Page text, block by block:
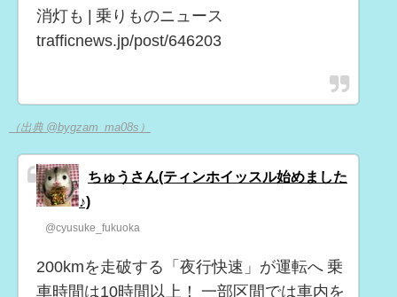
消灯も | 乗りものニュース
trafficnews.jp/post/646203
（出典 @bygzam_ma08s）
ちゅうさん(ティンホイッスル始めました
♪)
@cyusuke_fukuoka
200kmを走破する「夜行快速」が運転へ 乗
車時間は10時間以上！ 一部区間では車内を